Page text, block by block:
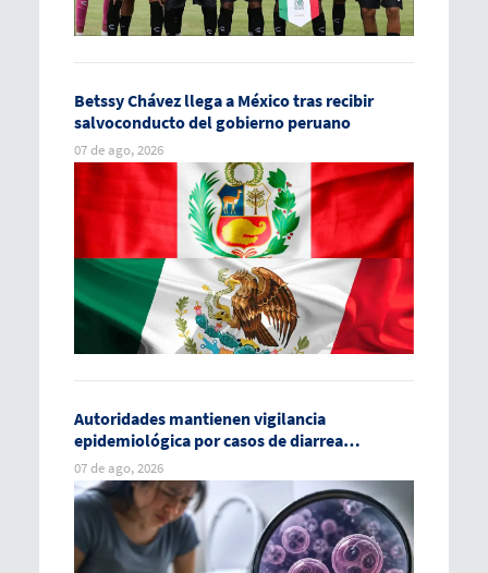
Betssy Chávez llega a México tras recibir
salvoconducto del gobierno peruano
07 de ago, 2026
Autoridades mantienen vigilancia
epidemiológica por casos de diarrea
explosiva en México
07 de ago, 2026